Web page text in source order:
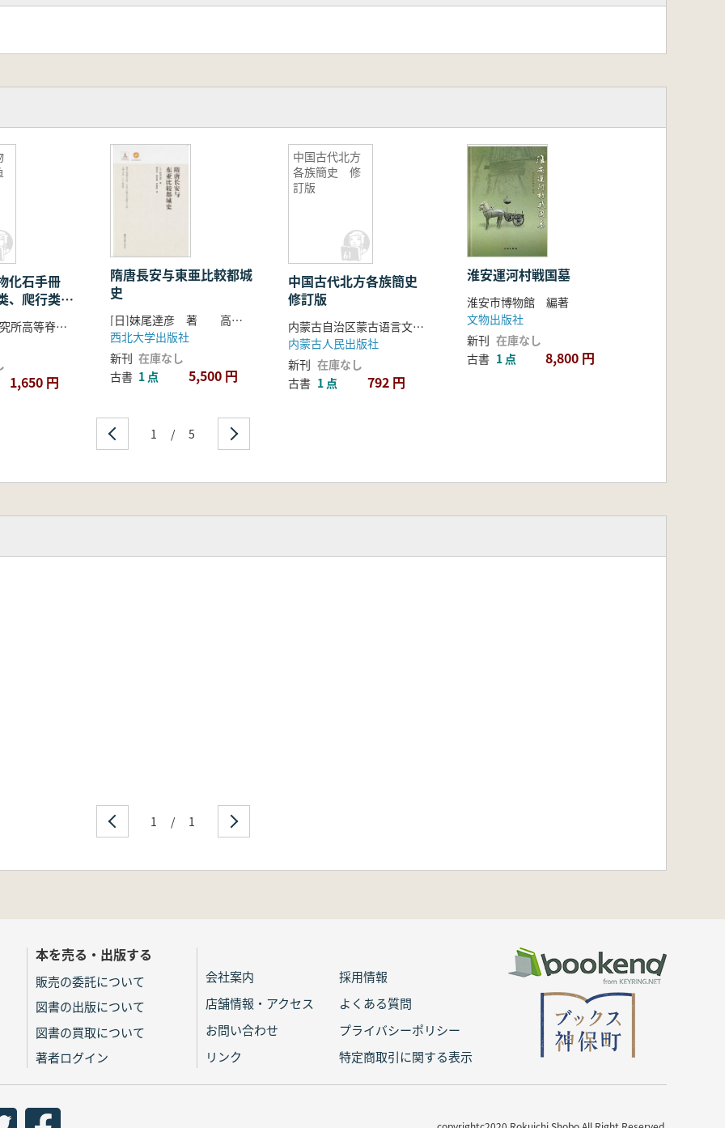
器としての存在を超え、中華文明の特別な象徴となりました。中国人の玉に対する特別な思い入
器古典主義時代の芸術の最高峰を代表しています。造形面では以前には見られなかった大きな型
飾品、さらには葬儀用品としても利用されました。
浮き彫り、浅浮き彫り、透かし彫り、丸彫り、陰刻、象嵌などの技法が巧みに用いられ、多く
出土した大量の漢代の玉器を主要な研究資料とし、系統的に考古学的な発掘資料を整理し、漢代
、芸術的な美しさ、使用目的に関する全面的かつ系統的な研究です。
化石手冊
、爬行类部
古脊椎动物研究所高等脊椎动物研究室 編
1,650 円
隋唐長安与東亜比較都城
史
[日]妹尾達彦 著 高兵兵 郭雪妮 黄海静 訳
西北大学出版社
新刊 在庫なし
古書 1 点 5,500 円
中国古代北方
各族簡史 修
訂版
中国古代北方各族簡史
修訂版
内蒙古自治区蒙古语言文学历史研究所历史研究室, 内蒙古大学蒙古史研究室编
内蒙古人民出版社
新刊 在庫なし
古書 1 点 792 円
淮安運河村戦国墓
淮安市博物館 編著
文物出版社
新刊 在庫なし
古書 1 点 8,800 円
1 / 5
1 / 1
本を売る・出版する
販売の委託について
図書の出版について
図書の買取について
著者ログイン
会社案内
採用情報
店舗情報・アクセス
よくある質問
お問い合わせ
プライバシーポリシー
リンク
特定商取引に関する表示